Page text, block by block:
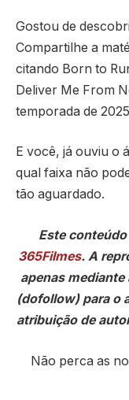
Gostou de
Compartilhe a
citando Born to
Deliver Me From
temporada de
E você, já ouviu o
qual faixa não
tão aguardado.
Este
365Filmes. A
apenas
(dofollow) para o
atribuição de
Não perca as